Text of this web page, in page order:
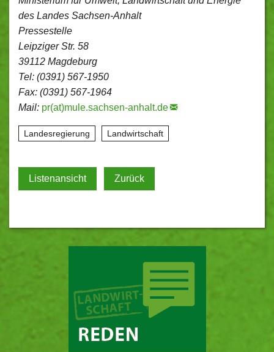
des Landes Sachsen-Anhalt
Pressestelle
Leipziger Str. 58
39112 Magdeburg
Tel: (0391) 567-1950
Fax: (0391) 567-1964
Mail: pr(at)mule.sachsen-anhalt.de
Landesregierung Landwirtschaft
Listenansicht Zurück